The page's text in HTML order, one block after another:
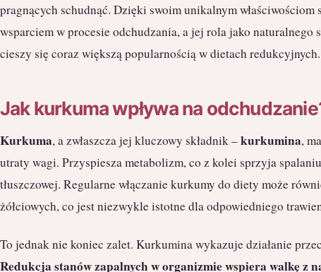
pragnących schudnąć. Dzięki swoim unikalnym właściwościom
wsparciem w procesie odchudzania, a jej rola jako naturalnego
cieszy się coraz większą popularnością w dietach redukcyjnych.
Jak kurkuma wpływa na
Kurkuma, a zwłaszcza jej kluczowy składnik –kurkumina,
utraty wagi. Przyspiesza metabolizm, co z kolei sprzyja
tłuszczowej. Regularne włączanie kurkumy do diety może
żółciowych, co jest niezwykle istotne dla odpowiedniego
To jednak nie koniec zalet. Kurkumina wykazuje działanie
Redukcja stanów zapalnych w organizmie wspiera walkę z